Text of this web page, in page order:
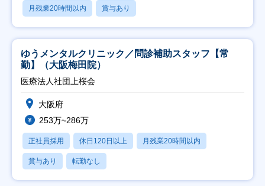
月残業20時間以内 賞与あり
ゆうメンタルクリニック／問診補助スタッフ【常
勤】（大阪梅田院）
医療法人社団上桜会
大阪府
253万~286万
正社員採用 休日120日以上 月残業20時間以内
賞与あり 転勤なし